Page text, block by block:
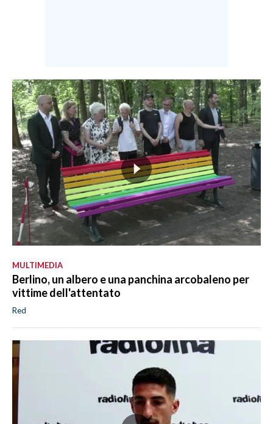
MULTIMEDIA
Berlino, un albero e una panchina arcobaleno per
vittime dell'attentato
Red